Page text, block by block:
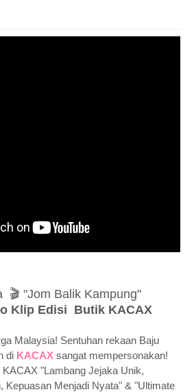
🎬 "Jom Balik Kampung"
Klip Edisi Butik KACAX
Malaysia! Sentuhan rekaan Baju
di KACAX sangat mempersonakan!
"Lambang Jejaka Unik,
Kepuasan Menjadi Nyata" & "Ultimate